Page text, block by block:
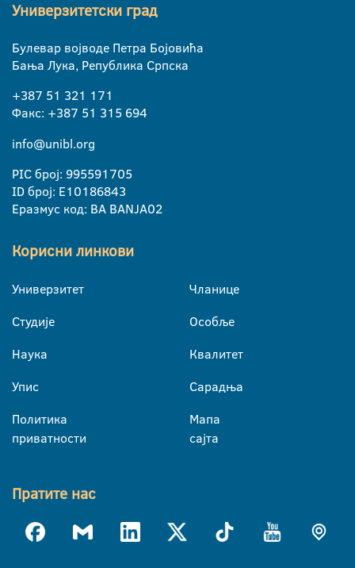
Универзитетски град
Булевар војводе Петра Бојовића
Бања Лука, Република Српска
+387 51 321 171
Факс: +387 51 315 694
info@unibl.org
PIC број: 995591705
ID број: E10186843
Еразмус код: BA BANJA02
Корисни линкови
Универзитет
Студије
Наука
Упис
Политика
приватности
Чланице
Особље
Квалитет
Сарадња
Мапа
сајта
Пратите нас